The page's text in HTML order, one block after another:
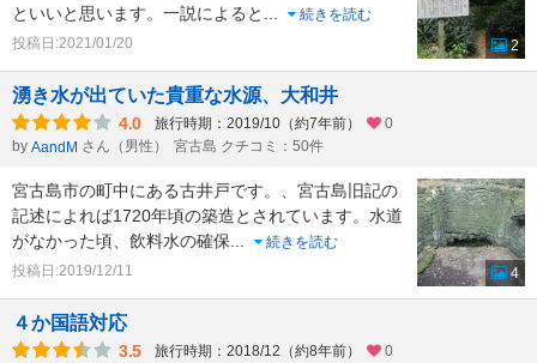
といいと思います。一説によると ...
続きを読む
投稿日:2021/01/20
2
湧き水が出ていた貴重な水源、大和井
4.0 旅行時期：2019/10（約7年前）
0
by AandM さん（男性） 宮古島 クチコミ：50件
宮古島市の町中にある古井戸です。、宮古島旧記の
記述によれば1720年頃の築造とされています。水道
がなかった頃、飲料水の確保...
続きを読む
投稿日:2019/12/11
4
４か国語対応
3.5 旅行時期：2018/12（約8年前）
0